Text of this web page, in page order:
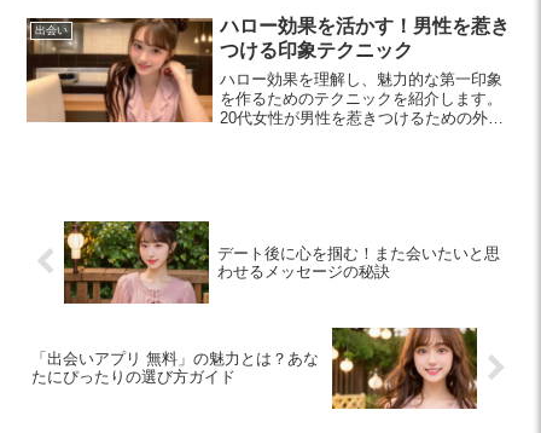
ったりの出会いが待っています！
出会い
ハロー効果を活かす！男性を惹き
つける印象テクニック
ハロー効果を理解し、魅力的な第一印象
を作るためのテクニックを紹介します。
20代女性が男性を惹きつけるための外見
デート後に心を掴む！また会いたいと思
わせるメッセージの秘訣
「出会いアプリ 無料」の魅力とは？あな
たにぴったりの選び方ガイド